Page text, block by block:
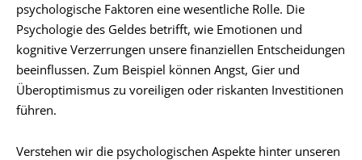
psychologische Faktoren eine wesentliche Rolle. Die
Psychologie des Geldes betrifft, wie Emotionen und
kognitive Verzerrungen unsere finanziellen Entscheidungen
beeinflussen. Zum Beispiel können Angst, Gier und
Überoptimismus zu voreiligen oder riskanten Investitionen
führen.
Verstehen wir die psychologischen Aspekte hinter unseren